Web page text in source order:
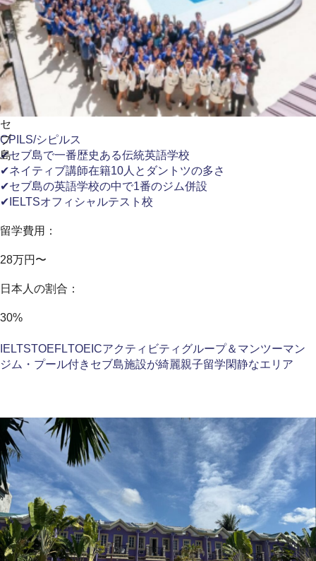
セ
ブ
島
CPILS/シピルス
✔セブ島で一番歴史ある伝統英語学校
✔ネイティブ講師在籍10人とダントツの多さ
✔セブ島の英語学校の中で1番のジム併設
✔IELTSオフィシャルテスト校
留学費用：
28万円〜
日本人の割合：
30%
IELTSTOEFLTOEICアクティビティ グループ＆マンツーマン
ジム・プール付き セブ島施設が綺麗親子留学閑静なエリア